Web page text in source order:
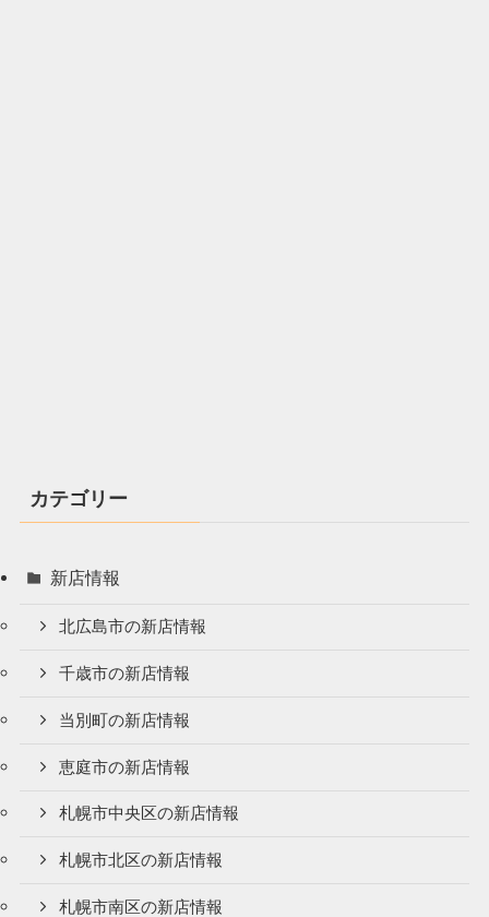
カテゴリー
新店情報
北広島市の新店情報
千歳市の新店情報
当別町の新店情報
恵庭市の新店情報
札幌市中央区の新店情報
札幌市北区の新店情報
札幌市南区の新店情報